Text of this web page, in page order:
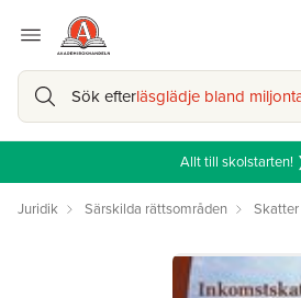
Sök efterläsglädje bland
Allt till skolstarten!
Juridik Särskilda rättsområden